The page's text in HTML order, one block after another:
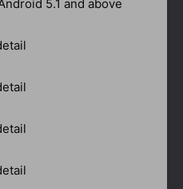
5.1 and above